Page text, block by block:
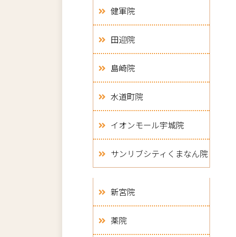
健軍院
田迎院
島崎院
水道町院
イオンモール宇城院
サンリブシティくまなん院
新宮院
薬院